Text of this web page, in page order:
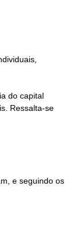
do capital
Ressalta-se
e seguindo os